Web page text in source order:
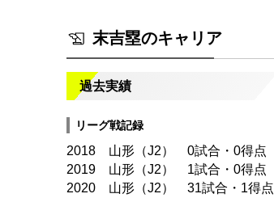
末吉塁のキャリア
過去実績
リーグ戦記録
2018 山形（J2） 0試合・0得点
2019 山形（J2） 1試合・0得点
2020 山形（J2） 31試合・1得点